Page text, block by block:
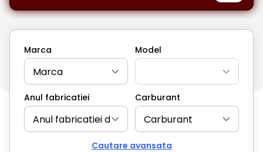
Marca Model
Anul fabricatiei Carburant
Cautare avansata